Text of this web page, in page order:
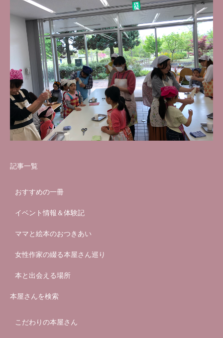
記事一覧
おすすめの一冊
イベント情報＆体験記
ママと絵本のおつきあい
女性作家の綴る本屋さん巡り
本と出会える場所
本屋さんを検索
こだわりの本屋さん